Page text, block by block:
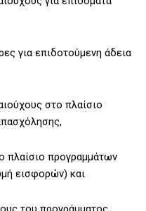
για επιδοτούμενη άδεια
στο πλαίσιο
πλαίσιο προγραμμάτων
εισφορών) και